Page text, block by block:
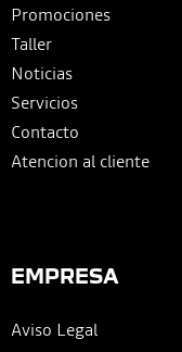
Promociones
Taller
Noticias
Servicios
Contacto
Atencion al cliente
EMPRESA
Aviso Legal